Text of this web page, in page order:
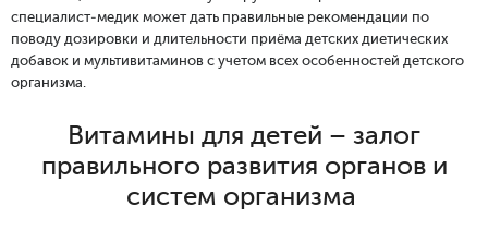
специалист-медик может дать правильные рекомендации по
поводу дозировки и длительности приёма детских диетических
добавок и мультивитаминов с учетом всех особенностей детского
организма.
Витамины для детей – залог
правильного развития органов и
систем организма